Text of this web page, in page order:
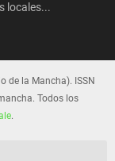
locales...
de la Mancha). ISSN
Todos los
.